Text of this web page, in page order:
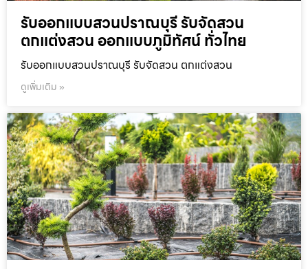
รับออกแบบสวนปราณบุรี รับจัดสวน
ตกแต่งสวน ออกแบบภูมิทัศน์ ทั่วไทย
รับออกแบบสวนปราณบุรี รับจัดสวน ตกแต่งสวน
ดูเพิ่มเติม »